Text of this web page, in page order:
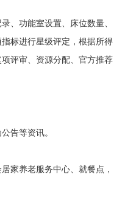
、功能室设置、床位数量、
标进行星级评定，根据所得
评审、资源分配、官方推荐
告等资讯。
家养老服务中心、就餐点，